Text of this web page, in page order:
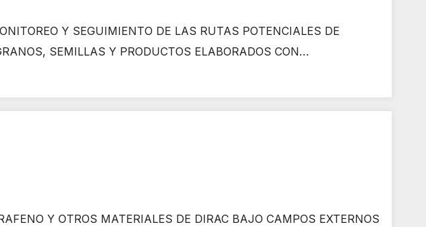
Y SEGUIMIENTO DE LAS RUTAS POTENCIALES DE
SEMILLAS Y PRODUCTOS ELABORADOS CON…
Y OTROS MATERIALES DE DIRAC BAJO CAMPOS EXTERNOS